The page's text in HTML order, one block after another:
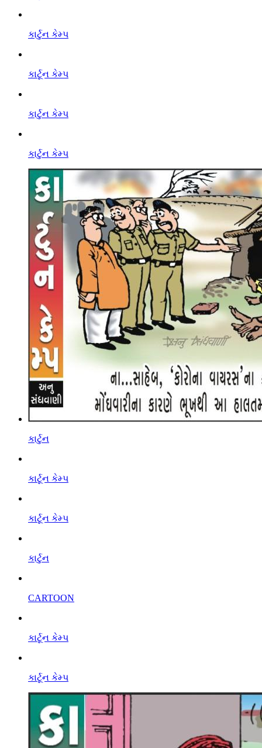
કાર્ટુન કેમ્પ
કાર્ટૂન કેમ્પ
કાર્ટુન કેમ્પ
કાર્ટુન કેમ્પ
કાર્ટુન
કાર્ટૂન કેમ્પ
કાર્ટૂન કેમ્પ
કાર્ટુન
CARTOON
કાર્ટૂન કેમ્પ
કાર્ટૂન કેમ્પ